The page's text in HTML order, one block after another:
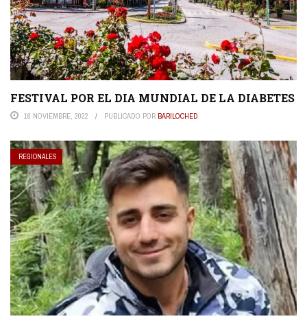
FESTIVAL POR EL DIA MUNDIAL DE LA DIABETES
16 NOVIEMBRE, 2022 PUBLICADO POR BARILOCHED
REGIONALES